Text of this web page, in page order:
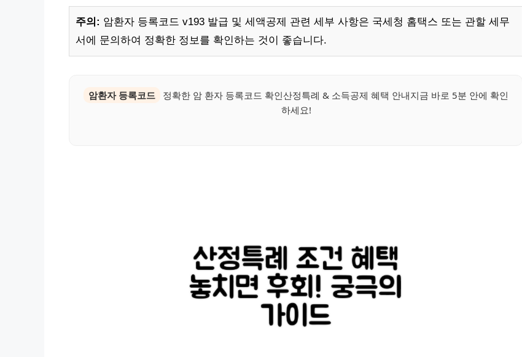
주의: 암환자 등록코드 v193 발급 및 세액공제 관련 세부 사항은 국세청 홈택스 또는 관할 세무
서에 문의하여 정확한 정보를 확인하는 것이 좋습니다.
암환자 등록코드
정확한 암 환자 등록코드 확인산정특례 & 소득공제 혜택 안내지금 바로 5분 안에 확인
하세요!